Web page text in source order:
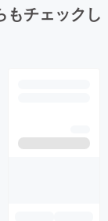
もチェックし